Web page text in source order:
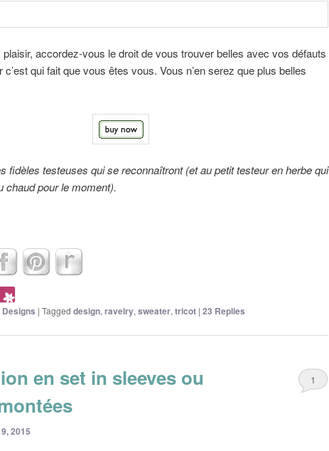
accordez-vous le droit de vous trouver belles avec vos défauts
qui fait que vous êtes vous. Vous n’en serez que plus belles
fidèles testeuses qui se reconnaîtront (et au petit testeur en herbe qui
chaud pour le moment).
Designs | Tagged design, ravelry, sweater, tricot | 23 Replies
en set in sleeves ou
2015
1